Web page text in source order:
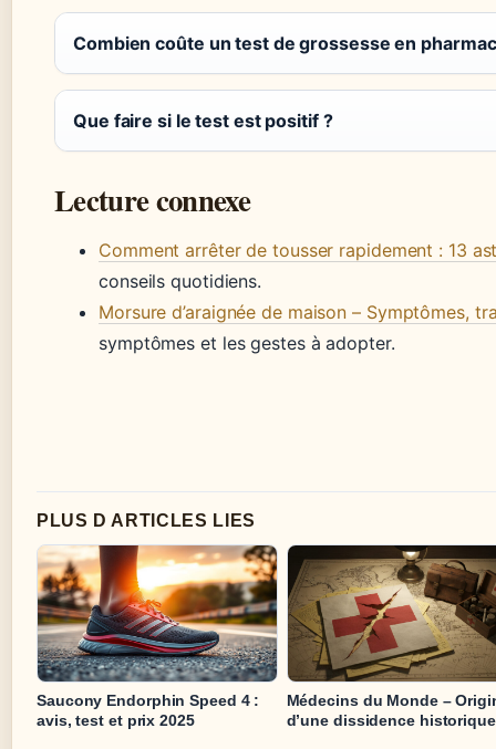
Combien coûte un test de grossesse en
Que faire si le test est positif ?
Lecture connexe
Comment arrêter de tousser rapidement : 13
conseils quotidiens.
Morsure d’araignée de maison – Symptômes,
symptômes et les gestes à adopter.
PLUS D ARTICLES LIES
Saucony Endorphin Speed 4 :
avis, test et prix 2025
Médecins du Monde –
d’une dissidence historique